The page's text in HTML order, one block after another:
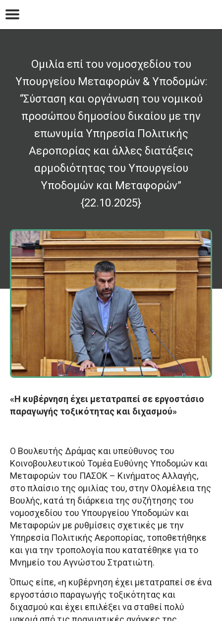
Ομιλία επί του νομοσχεδίου του
Υπουργείου Μεταφορών & Υποδομών:
“Σύσταση και οργάνωση του νομικού
προσώπου δημοσίου δικαίου με την
επωνυμία Υπηρεσία Πολιτικής
Αεροπορίας και άλλες διατάξεις
αρμοδιότητας του Υπουργείου
Υποδομών και Μεταφορών”
{22.10.2025}
«Η κυβέρνηση έχει μετατραπεί σε εργοστάσιο
παραγωγής τοξικότητας και διχασμού»
Ο Βουλευτής Δράμας και υπεύθυνος του
Κοινοβουλευτικού Τομέα Ευθύνης Υποδομών και
Μεταφορών του ΠΑΣΟΚ – Κινήματος Αλλαγής,
στο πλαίσιο της ομιλίας του, στην Ολομέλεια της
Βουλής, κατά τη διάρκεια της συζήτησης του
νομοσχεδίου του Υπουργείου Υποδομών και
Μεταφορών με ρυθμίσεις σχετικές με την
Υπηρεσία Πολιτικής Αεροπορίας, τοποθετήθηκε
και για την τροπολογία που κατατέθηκε για το
Μνημείο του Αγνώστου Στρατιώτη.
Όπως είπε, «η κυβέρνηση έχει μετατραπεί σε ένα
εργοστάσιο παραγωγής τοξικότητας και
διχασμού και έχει επιλέξει να σταθεί πολύ